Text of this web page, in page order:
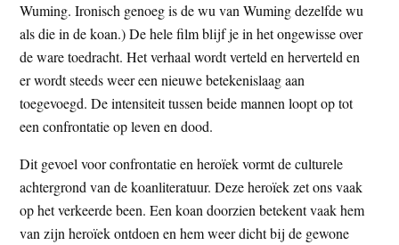
Wuming. Ironisch genoeg is de wu van Wuming dezelfde wu
als die in de koan.) De hele film blijf je in het ongewisse over
de ware toedracht. Het verhaal wordt verteld en herverteld en
er wordt steeds weer een nieuwe betekenislaag aan
toegevoegd. De intensiteit tussen beide mannen loopt op tot
een confrontatie op leven en dood.
Dit gevoel voor confrontatie en heroïek vormt de culturele
achtergrond van de koanliteratuur. Deze heroïek zet ons vaak
op het verkeerde been. Een koan doorzien betekent vaak hem
van zijn heroïek ontdoen en hem weer dicht bij de gewone